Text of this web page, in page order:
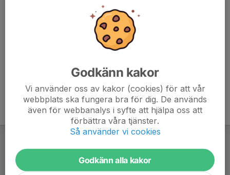
Godkänn kakor
Vi använder oss av kakor (cookies) för att vår
webbplats ska fungera bra för dig. De används
även för webbanalys i syfte att hjälpa oss att
förbättra våra tjänster.
Så använder vi cookies
Godkänn alla kakor